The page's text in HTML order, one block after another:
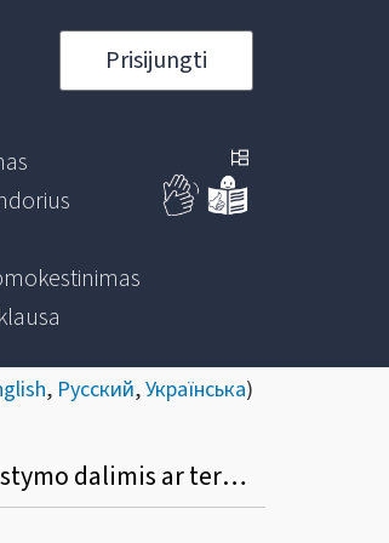
Prisijungti
, Русский,Українська)
Kada gyventojas gali pateikti prašymą dėl mokesčių (gyventojų pajamų, žemės ar kt.) mokėjimo išdėstymo dalimis ar termino atidėjimo? Kokia prašymo pateikimo tvarka ir koks sprendimo priėmimo terminas?